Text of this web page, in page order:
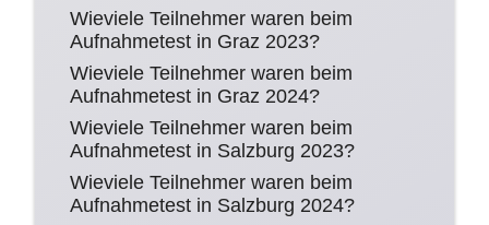
Wieviele Teilnehmer waren beim
Aufnahmetest in Graz 2023?
Wieviele Teilnehmer waren beim
Aufnahmetest in Graz 2024?
Wieviele Teilnehmer waren beim
Aufnahmetest in Salzburg 2023?
Wieviele Teilnehmer waren beim
Aufnahmetest in Salzburg 2024?